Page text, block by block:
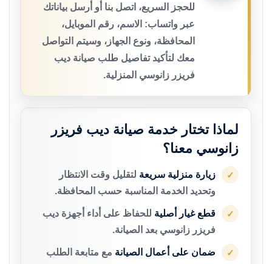
للحجز السريع، اتصل بنا أو أرسل بياناتك
عبر واتساب: الاسم، رقم الموبايل،
المحافظة، ونوع الجهاز، وسيتم التواصل
معك لتأكيد تفاصيل طلب صيانة ديب
فريزر زانوسي المنزلية.
لماذا تختار خدمة صيانة ديب فريزر
زانوسي معنا؟
✓ زيارة منزلية سريعة لتقليل وقت الانتظار
وتحديد الخدمة المناسبة حسب المحافظة.
✓ قطع غيار أصلية للحفاظ على أداء أجهزة ديب
فريزر زانوسي بعد الصيانة.
✓ ضمان على أعمال الصيانة مع متابعة الطلب